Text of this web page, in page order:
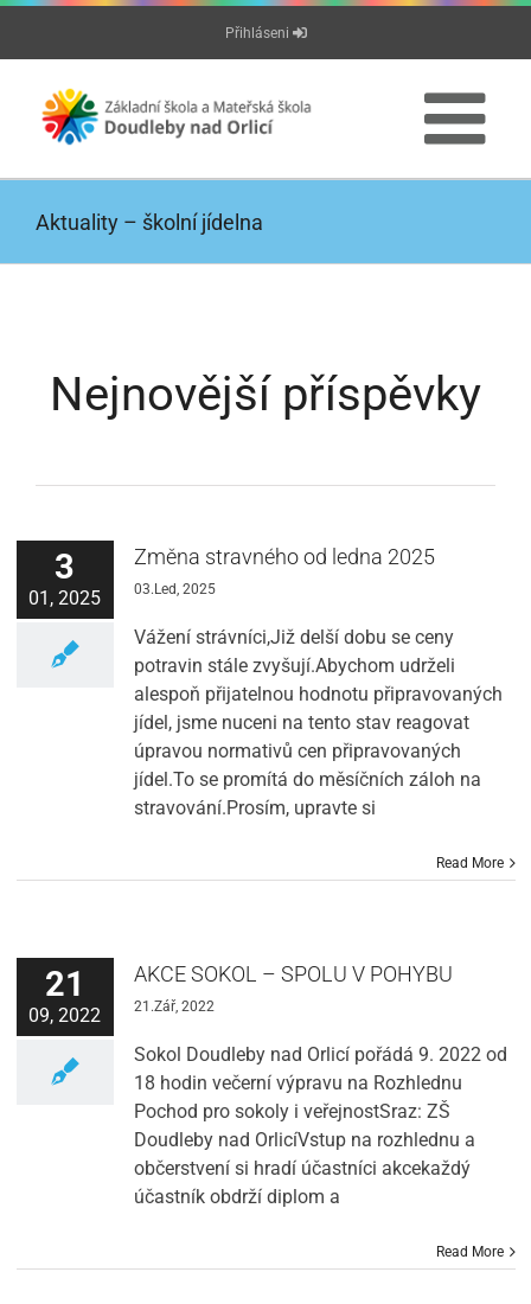
Přeskočit
Přihláseni
Aktuality – školní jídelna
Nejnovější příspěvky
3
01, 2025
Změna stravného od ledna 2025
03.Led, 2025
Vážení strávníci,Již delší dobu se ceny
potravin stále zvyšují.Abychom udrželi
alespoň přijatelnou hodnotu připravovaných
jídel, jsme nuceni na tento stav reagovat
úpravou normativů cen připravovaných
jídel.To se promítá do měsíčních záloh na
stravování.Prosím, upravte si
Read More
21
09, 2022
AKCE SOKOL – SPOLU V POHYBU
21.Zář, 2022
Sokol Doudleby nad Orlicí pořádá 9. 2022 od
18 hodin večerní výpravu na Rozhlednu
Pochod pro sokoly i veřejnostSraz: ZŠ
Doudleby nad OrlicíVstup na rozhlednu a
občerstvení si hradí účastníci akcekaždý
účastník obdrží diplom a
Read More